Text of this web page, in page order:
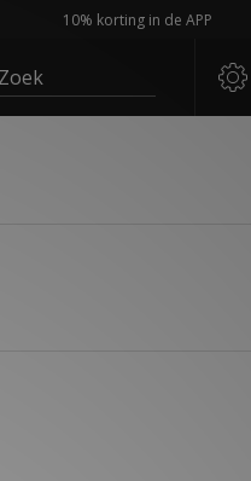
10% korting in de APP
Zoek